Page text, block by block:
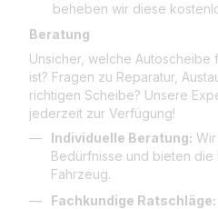
beheben wir diese
Beratung
Unsicher, welche Autoscheibe
ist? Fragen zu Reparatur,
richtigen Scheibe? Unsere
jederzeit zur Verfügung!
Individuelle Beratung:
Bedürfnisse und bieten die
Fahrzeug.
Fachkundige Ratschläge: